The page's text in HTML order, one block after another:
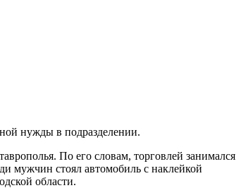
нужды в подразделении.
По его словам, торговлей занимался
мужчин стоял автомобиль с наклейкой
области.